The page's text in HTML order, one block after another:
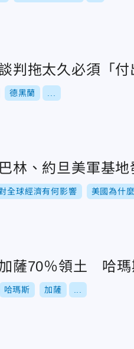
判拖太久必須「付
德黑蘭
、約旦美軍基地
全球經濟有何影響 美國為什
薩70％領土 哈
哈瑪斯 加薩